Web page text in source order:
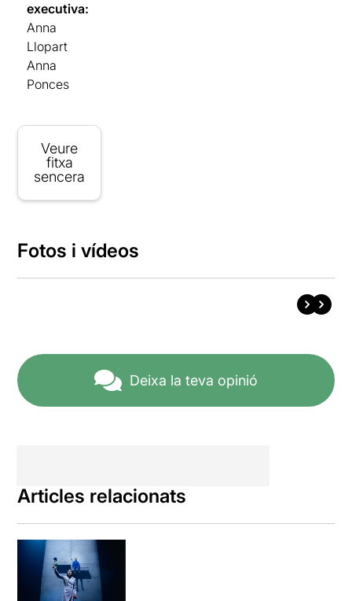
executiva:
Anna
Llopart
Anna
Ponces
Veure
fitxa
sencera
Fotos i vídeos
Deixa la teva opinió
Articles relacionats